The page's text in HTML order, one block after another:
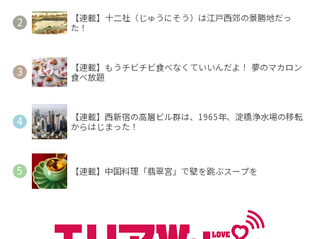
【連載】十二社（じゅうにそう）は江戸西郊の景勝地だっ
た！
【連載】もうチビチビ食べなくていいんだよ！ 夢のマカロン
食べ放題
【連載】西新宿の高層ビル群は、1965年、淀橋浄水場の移転
からはじまった！
【連載】中国料理「翡翠宮」で壁を跳ぶスープを